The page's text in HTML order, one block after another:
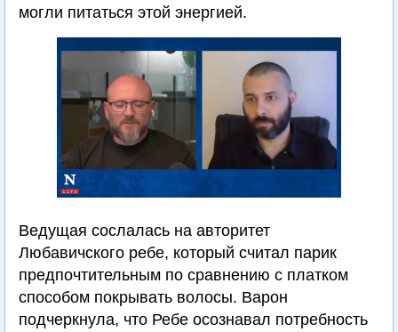
могли питаться этой энергией.
Ведущая сослалась на авторитет
Любавичского ребе, который считал парик
предпочтительным по сравнению с платком
способом покрывать волосы. Варон
подчеркнула, что Ребе осознавал потребность